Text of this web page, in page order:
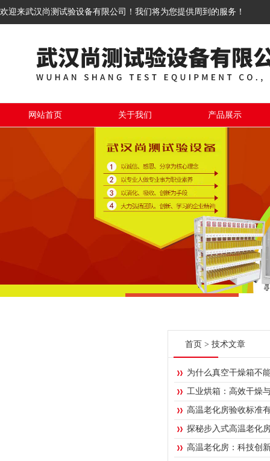
欢迎来武汉尚测试验设备有限公司！我们将为您提供周到的服务！
网站首页 关于我们 产品展示
首页 > 技术文章
为什么真空干燥箱不
工业烘箱：高效干燥
高温老化房验收标准
探秘步入式高温老化
高温老化房：科技创